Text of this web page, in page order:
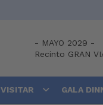
- MAYO 2029 -
Recinto GRAN
VISITAR GALA